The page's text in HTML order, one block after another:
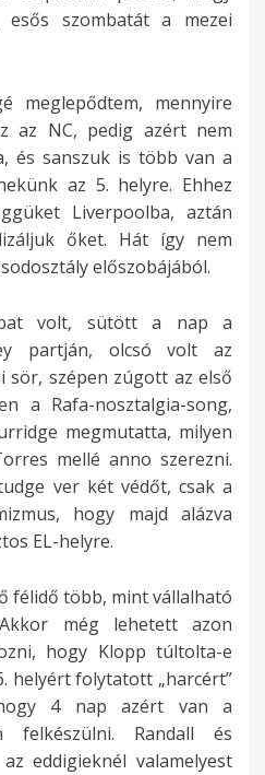
szombatát a mezei
meglepődtem, mennyire
az NC, pedig azért nem
és sanszuk is több van a
az 5. helyre. Ehhez
Liverpoolba, aztán
őket. Hát így nem
előszobájából.
volt, sütött a nap a
partján, olcsó volt az
sör, szépen zúgott az első
a Rafa-nosztalgia-song,
megmutatta, milyen
mellé anno szerezni.
ver két védőt, csak a
hogy majd alázva
EL-helyre.
félidő több, mint vállalható
még lehetett azon
hogy Klopp túltolta-e
helyért folytatott „harcért”
4 nap azért van a
felkészülni. Randall és
eddigieknél valamelyest